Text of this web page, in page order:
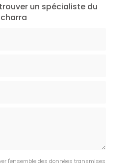
un spécialiste du
l'ensemble des données transmises